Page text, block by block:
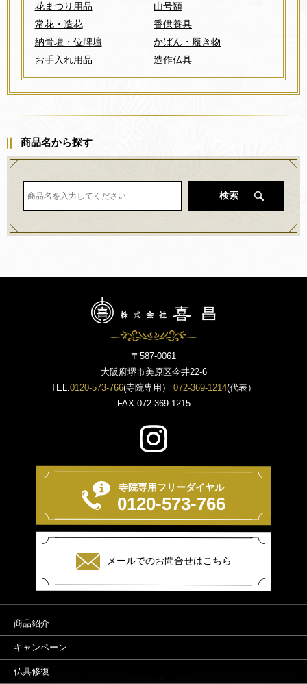
花まつり用品
山号額
常花・造花
香供養具
納骨壇・位牌壇
かばん・履き物
お手入れ用品
造作仏具
商品名から探す
検索
〒587-0061
大阪府堺市美原区今井22-6
TEL. 0120-573-766(寺院専用） 072-369-1214(代表）
FAX.072-369-1215
寺院専用フリーダイヤル
0120-573-766
メールでのお問合せはこちら
商品紹介
キャンペーン
仏具修復